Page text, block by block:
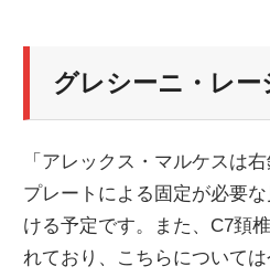
グレシーニ・レー
「アレックス・マルケスは
プレートによる固定が必要
ける予定です。また、C7頚
れており、こちらについて